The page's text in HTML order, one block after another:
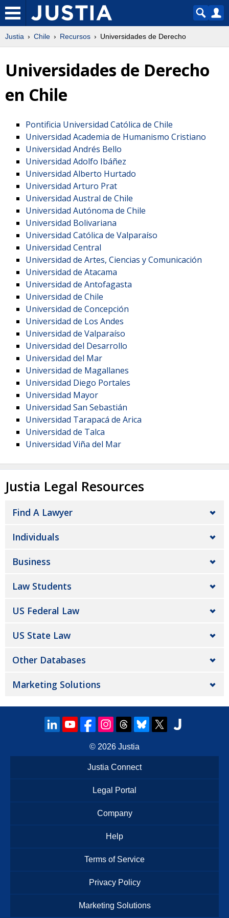
Justia Chile Recursos Universidades de Derecho
Universidades de Derecho
en Chile
Pontificia Universidad Católica de Chile
Universidad Academia de Humanismo Cristiano
Universidad Andrés Bello
Universidad Adolfo Ibáñez
Universidad Alberto Hurtado
Universidad Arturo Prat
Universidad Austral de Chile
Universidad Autónoma de Chile
Universidad Bolivariana
Universidad Católica de Valparaíso
Universidad Central
Universidad de Artes, Ciencias y Comunicación
Universidad de Atacama
Universidad de Antofagasta
Universidad de Chile
Universidad de Concepción
Universidad de Los Andes
Universidad de Valparaíso
Universidad del Desarrollo
Universidad del Mar
Universidad de Magallanes
Universidad Diego Portales
Universidad Mayor
Universidad San Sebastián
Universidad Tarapacá de Arica
Universidad de Talca
Universidad Viña del Mar
Justia Legal Resources
Find A Lawyer
Individuals
Business
Law Students
US Federal Law
US State Law
Other Databases
Marketing Solutions
© 2026 Justia
Justia Connect
Legal Portal
Company
Help
Terms of Service
Privacy Policy
Marketing Solutions